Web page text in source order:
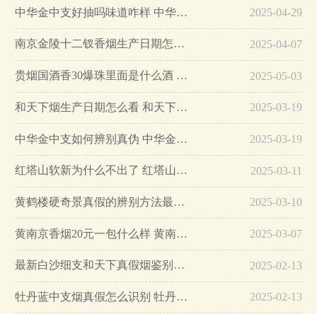
中华金中支好抽吗味道咋样 中华金中支口感特点介绍… 2025-04-29
南京金陵十二钗香烟生产日期怎么看 南京金陵十二钗香烟保质期… 2025-04-07
贵烟国酒香30爆珠里面是什么酒 贵烟国酒香30怎么辨别真假… 2025-05-03
和天下烟生产日期怎么看 和天下烟真假辨别方法六个方面… 2025-03-19
中华金中支如何辨别真伪 中华金中支真假烟鉴别方法… 2025-03-19
红塔山软新为什么不出了 红塔山软新烟停售原因详解… 2025-03-11
黄鹤楼硬奇景真假的辨别方法最简单版… 2025-03-10
黄南京香烟20元一包什么样 黄南京香烟真假鉴别… 2025-03-07
最新白沙细支和天下真假烟鉴别指南… 2025-02-13
牡丹蓝中支烟真假怎么识别 牡丹蓝中支烟真假鉴别带图… 2025-02-13